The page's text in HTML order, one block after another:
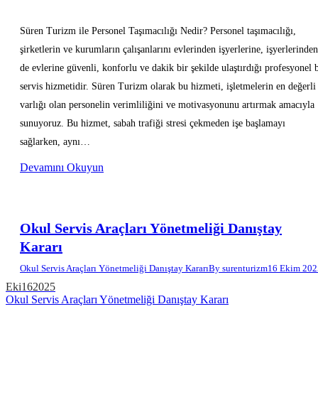
Süren Turizm ile Personel Taşımacılığı Nedir? Personel taşımacılığı,
şirketlerin ve kurumların çalışanlarını evlerinden işyerlerine, işyerlerinden
de evlerine güvenli, konforlu ve dakik bir şekilde ulaştırdığı profesyonel
servis hizmetidir. Süren Turizm olarak bu hizmeti, işletmelerin en değerli
varlığı olan personelin verimliliğini ve motivasyonunu artırmak amacıyla
sunuyoruz. Bu hizmet, sabah trafiği stresi çekmeden işe başlamayı
sağlarken, aynı…
Devamını Okuyun
Okul Servis Araçları Yönetmeliği Danıştay
Kararı
Okul Servis Araçları Yönetmeliği Danıştay KararıBy surenturizm16 Ekim
Eki162025
Okul Servis Araçları Yönetmeliği Danıştay Kararı